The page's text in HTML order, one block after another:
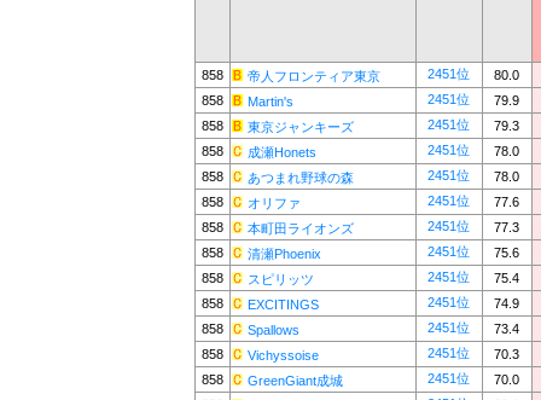
858 帝人フロンティア東京 2451位
80.0
858
Martin's 2451位
79.9
858
東京ジャンキーズ 2451位
79.3
858
成瀬Honets 2451位
78.0
858
あつまれ野球の森 2451位
78.0
858
オリファ 2451位
77.6
858
本町田ライオンズ 2451位
77.3
858
清瀬Phoenix 2451位
75.6
858
スピリッツ 2451位
75.4
858
EXCITINGS 2451位
74.9
858
Spallows 2451位
73.4
858
Vichyssoise 2451位
70.3
858
GreenGiant成城 2451位
70.0